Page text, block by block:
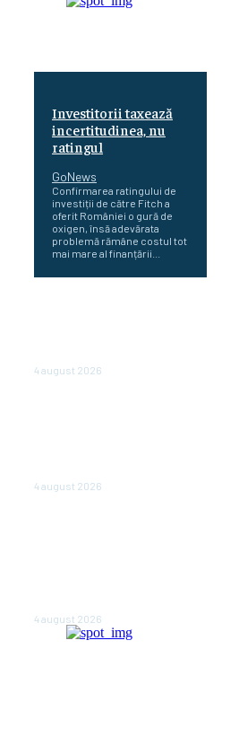
Investitorii taxează
incertitudinea, nu
ratingul
GoNews
Confirmarea ratingului de
investiții de către Fitch a
oferit României o gură de
oxigen, însă adevărata
problemă rămâne costul tot
mai mare al finanțării...
4 august 2026
4 august 2026
4 august 2026